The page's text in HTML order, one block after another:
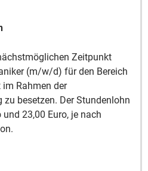
Zeitpunkt
(m/w/d) für den Bereich
im Rahmen der
besetzen. Der Stundenlohn
23,00 Euro, je nach